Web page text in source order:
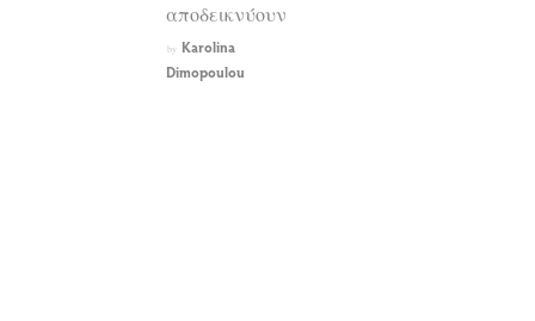
αποδεικνύουν
by Karolina
Dimopoulou